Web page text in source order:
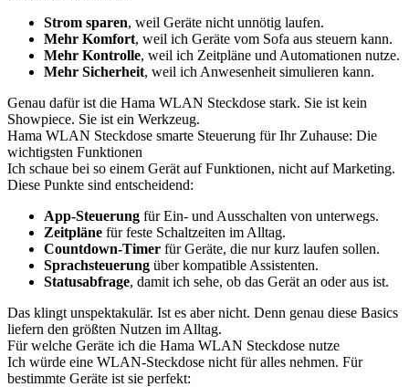
Strom sparen, weil Geräte nicht unnötig laufen.
Mehr Komfort, weil ich Geräte vom Sofa aus steuern kann.
Mehr Kontrolle, weil ich Zeitpläne und Automationen nutze.
Mehr Sicherheit, weil ich Anwesenheit simulieren kann.
Genau dafür ist die Hama WLAN Steckdose stark. Sie ist kein
Showpiece. Sie ist ein Werkzeug.
Hama WLAN Steckdose smarte Steuerung für Ihr Zuhause: Die
wichtigsten Funktionen
Ich schaue bei so einem Gerät auf Funktionen, nicht auf Marketing.
Diese Punkte sind entscheidend:
App-Steuerung für Ein- und Ausschalten von unterwegs.
Zeitpläne für feste Schaltzeiten im Alltag.
Countdown-Timer für Geräte, die nur kurz laufen sollen.
Sprachsteuerung über kompatible Assistenten.
Statusabfrage, damit ich sehe, ob das Gerät an oder aus ist.
Das klingt unspektakulär. Ist es aber nicht. Denn genau diese Basics
liefern den größten Nutzen im Alltag.
Für welche Geräte ich die Hama WLAN Steckdose nutze
Ich würde eine WLAN-Steckdose nicht für alles nehmen. Für
bestimmte Geräte ist sie perfekt: